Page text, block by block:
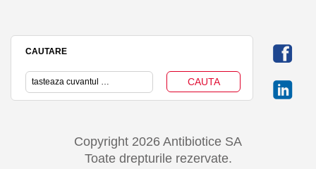
CAUTARE
Copyright 2026 Antibiotice SA
Toate drepturile rezervate.